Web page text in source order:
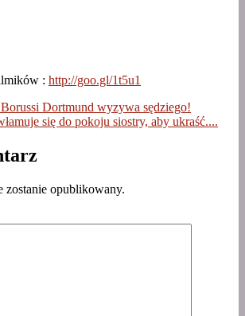
: http://goo.gl/1t5u1
Dortmund wyzywa sędziego!
się do pokoju siostry, aby ukraść....
zostanie opublikowany.